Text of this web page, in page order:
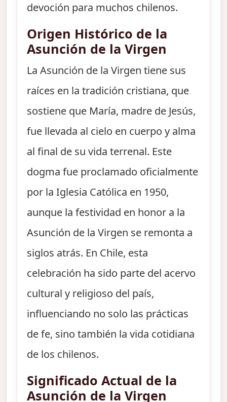
devoción para muchos chilenos.
Origen Histórico de la
Asunción de la Virgen
La Asunción de la Virgen tiene sus
raíces en la tradición cristiana, que
sostiene que María, madre de Jesús,
fue llevada al cielo en cuerpo y alma
al final de su vida terrenal. Este
dogma fue proclamado oficialmente
por la Iglesia Católica en 1950,
aunque la festividad en honor a la
Asunción de la Virgen se remonta a
siglos atrás. En Chile, esta
celebración ha sido parte del acervo
cultural y religioso del país,
influenciando no solo las prácticas
de fe, sino también la vida cotidiana
de los chilenos.
Significado Actual de la
Asunción de la Virgen